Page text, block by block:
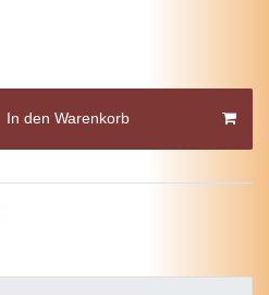
In den Warenkorb